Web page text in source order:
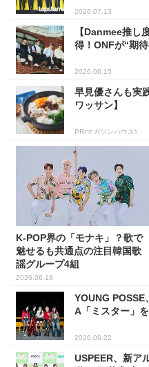
2026.07.13
【Danmee推し
得！ONFが“期
2026.06.15
早見優さんも実
ワッサン】
PR(マガジンハウス)
K-POP界の「モナキ」？歌で
魅せるも共通点の注目韓国歌
謡グループ4組
2026.06.18
YOUNG
A「ミスター」
2026.06.22
USPEER、新ア